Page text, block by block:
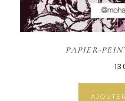
PAPIER-